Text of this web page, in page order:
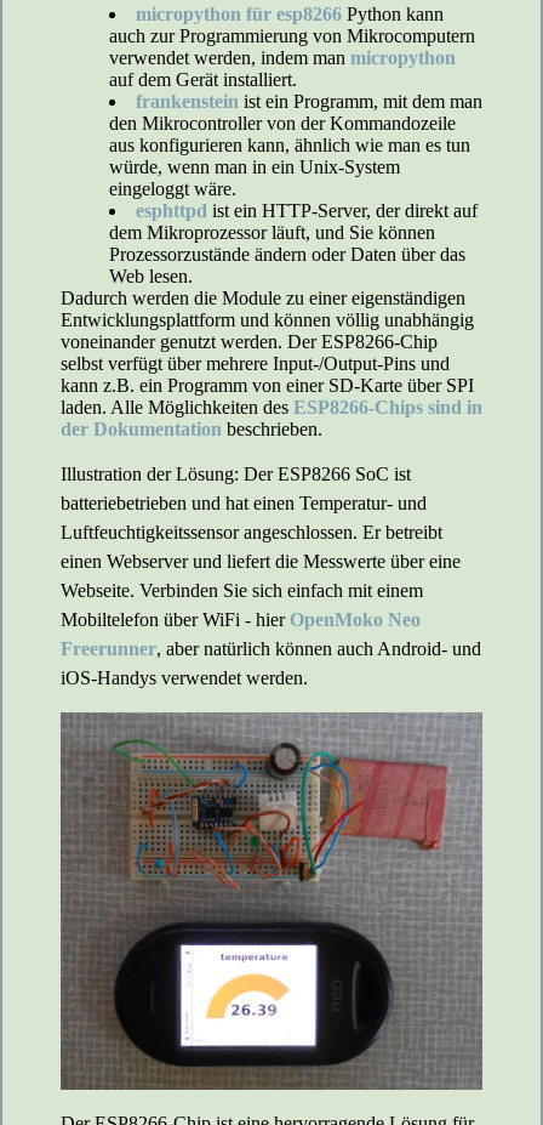
micropython für esp8266 Python kann
auch zur Programmierung von Mikrocomputern
verwendet werden, indem man micropython
auf dem Gerät installiert.
frankenstein ist ein Programm, mit dem man
den Mikrocontroller von der Kommandozeile
aus konfigurieren kann, ähnlich wie man es tun
würde, wenn man in ein Unix-System
eingeloggt wäre.
esphttpd ist ein HTTP-Server, der direkt auf
dem Mikroprozessor läuft, und Sie können
Prozessorzustände ändern oder Daten über das
Web lesen.
Dadurch werden die Module zu einer eigenständigen
Entwicklungsplattform und können völlig unabhängig
voneinander genutzt werden. Der ESP8266-Chip
selbst verfügt über mehrere Input-/Output-Pins und
kann z.B. ein Programm von einer SD-Karte über SPI
laden. Alle Möglichkeiten des ESP8266-Chips sind in
der Dokumentation beschrieben.
Illustration der Lösung: Der ESP8266 SoC ist
batteriebetrieben und hat einen Temperatur- und
Luftfeuchtigkeitssensor angeschlossen. Er betreibt
einen Webserver und liefert die Messwerte über eine
Webseite. Verbinden Sie sich einfach mit einem
Mobiltelefon über WiFi - hier OpenMoko Neo
Freerunner, aber natürlich können auch Android- und
iOS-Handys verwendet werden.